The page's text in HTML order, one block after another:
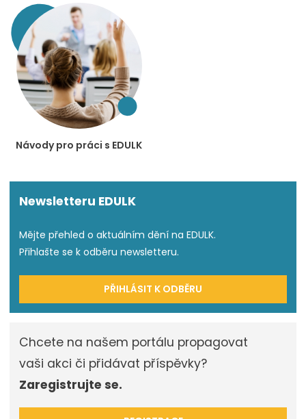
Návody pro práci s EDULK
Newsletteru EDULK
Mějte přehled o aktuálním dění na EDULK.
Přihlašte se k odběru newsletteru.
PŘIHLÁSIT K ODBĚRU
Chcete na našem portálu propagovat
vaši akci či přidávat příspěvky?
Zaregistrujte se.